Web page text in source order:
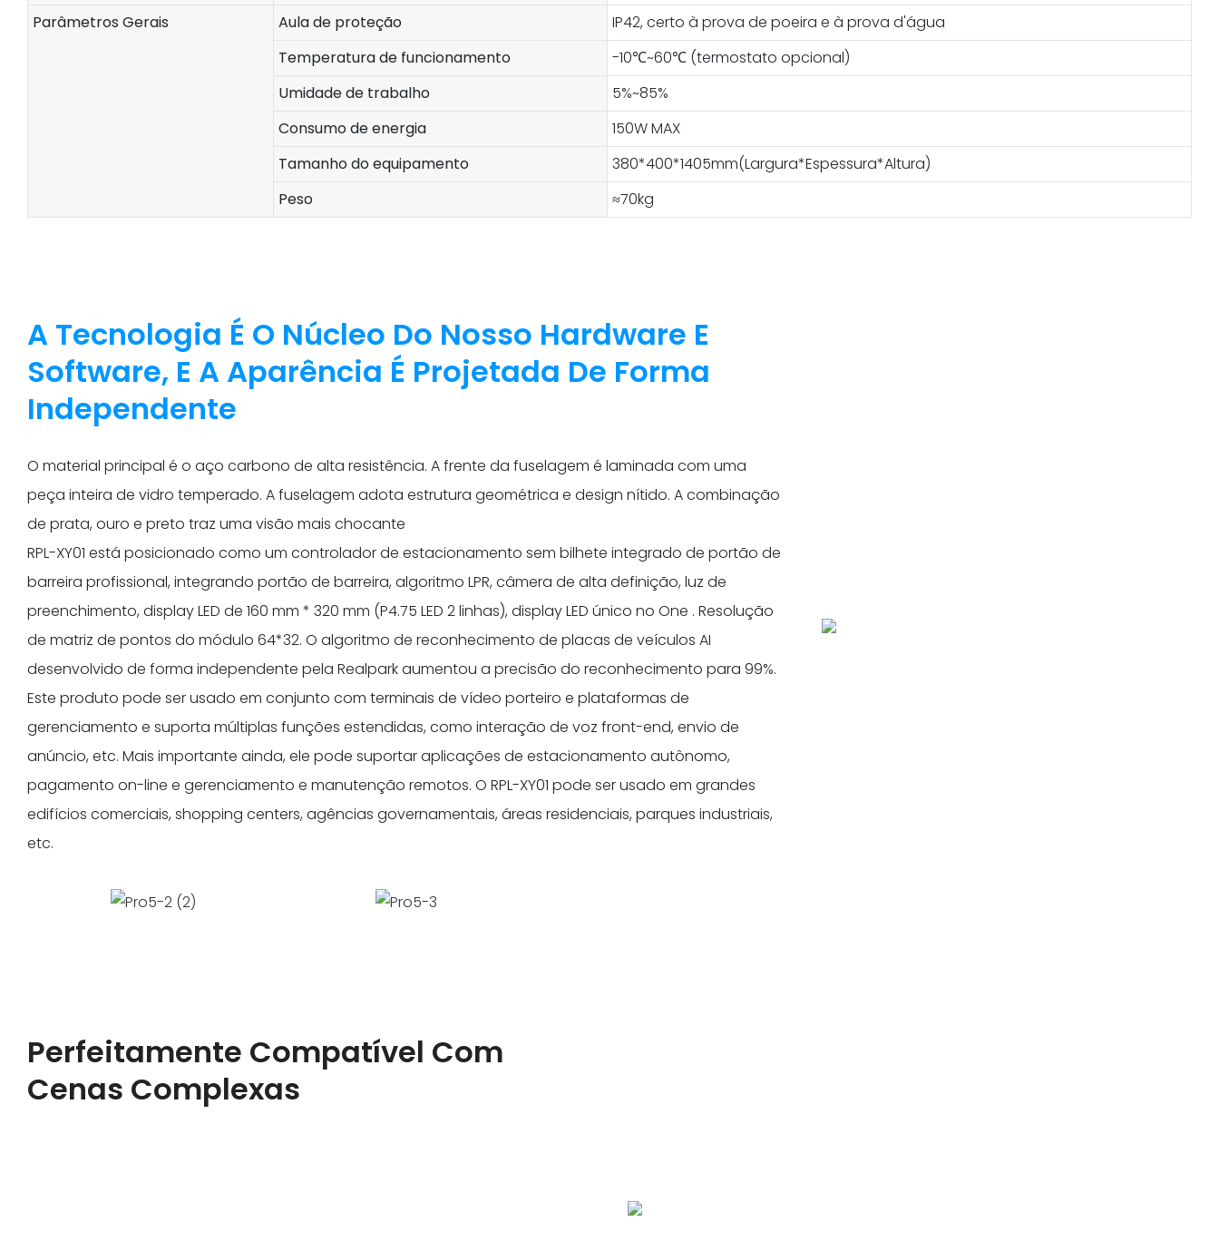
Parâmetros Gerais
Aula de proteção
IP42, certo à prova de poeira e à prova d'água
Temperatura de funcionamento
-10℃~60℃ (termostato opcional)
Umidade de trabalho
5%~85%
Consumo de energia
150W MAX
Tamanho do equipamento
380*400*1405mm(Largura*Espessura*Altura)
Peso
≈70kg
A Tecnologia É O Núcleo Do Nosso Hardware E
Software, E A Aparência É Projetada De Forma
Independente
O material principal é o aço carbono de alta resistência. A frente da fuselagem é laminada com uma
peça inteira de vidro temperado. A fuselagem adota estrutura geométrica e design nítido. A combinação
de prata, ouro e preto traz uma visão mais chocante
RPL-XY01 está posicionado como um controlador de estacionamento sem bilhete integrado de portão de
barreira profissional, integrando portão de barreira, algoritmo LPR, câmera de alta definição, luz de
preenchimento, display LED de 160 mm * 320 mm (P4.75 LED 2 linhas), display LED único no One . Resolução
de matriz de pontos do módulo 64*32. O algoritmo de reconhecimento de placas de veículos AI
desenvolvido de forma independente pela Realpark aumentou a precisão do reconhecimento para 99%.
Este produto pode ser usado em conjunto com terminais de vídeo porteiro e plataformas de
gerenciamento e suporta múltiplas funções estendidas, como interação de voz front-end, envio de
anúncio, etc. Mais importante ainda, ele pode suportar aplicações de estacionamento autônomo,
pagamento on-line e gerenciamento e manutenção remotos. O RPL-XY01 pode ser usado em grandes
edifícios comerciais, shopping centers, agências governamentais, áreas residenciais, parques industriais,
etc.
Perfeitamente Compatível Com
Cenas Complexas